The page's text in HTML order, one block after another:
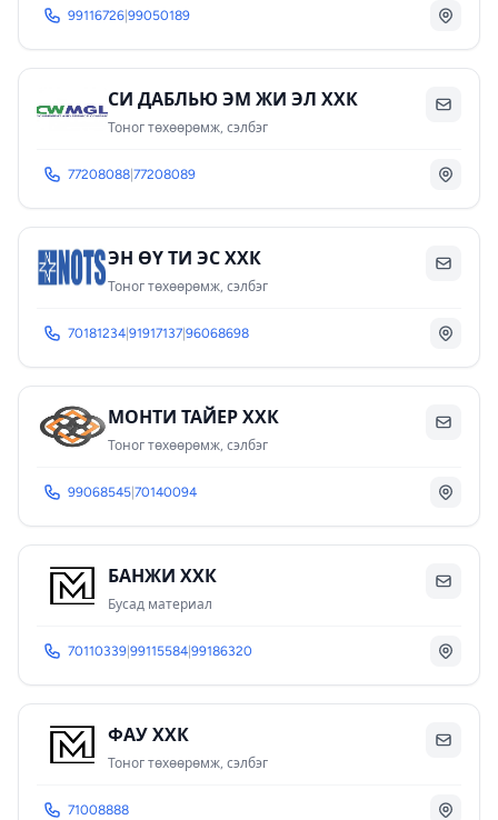
99116726 99050189
СИ ДАБЛЬЮ ЭМ ЖИ ЭЛ ХХК
Тоног төхөөрөмж, сэлбэг
77208088 77208089
ЭН ӨҮ ТИ ЭС ХХК
Тоног төхөөрөмж, сэлбэг
70181234 91917137 96068698
МОНТИ ТАЙЕР ХХК
Тоног төхөөрөмж, сэлбэг
99068545 70140094
БАНЖИ ХХК
Бусад материал
70110339 99115584 99186320
ФАУ ХХК
Тоног төхөөрөмж, сэлбэг
71008888